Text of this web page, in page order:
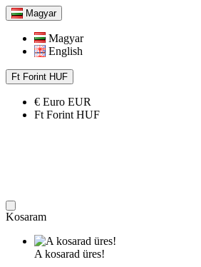
Magyar
Magyar
English
Ft Forint HUF
€ Euro EUR
Ft Forint HUF
Kosaram
A kosarad üres!